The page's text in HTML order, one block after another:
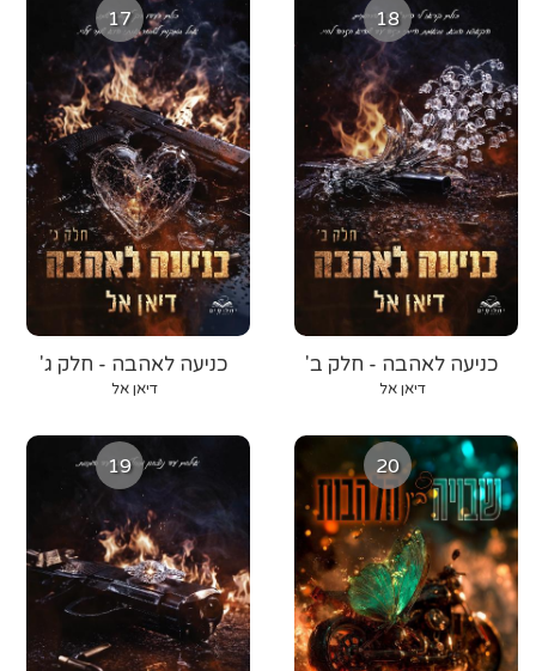
17
כניעה לאהבה - חלק ג'
דיאן אל
18
כניעה לאהבה - חלק ב'
דיאן אל
19 20